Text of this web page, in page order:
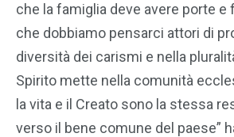
che la famiglia deve avere porte e
che dobbiamo pensarci attori di
diversità dei carismi e nella
Spirito mette nella comunità
la vita e il Creato sono la stessa
verso il bene comune del paese”